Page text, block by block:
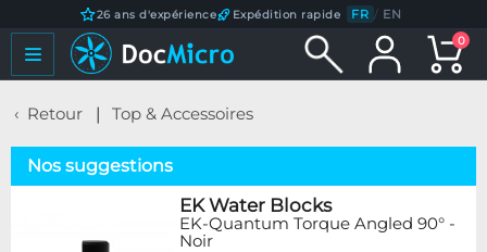
26 ans d'expérience Expédition rapide FR / EN
0
Retour Top & Accessoires
Nos suggestions
EK Water Blocks
EK-Quantum Torque Angled 90° -
Noir